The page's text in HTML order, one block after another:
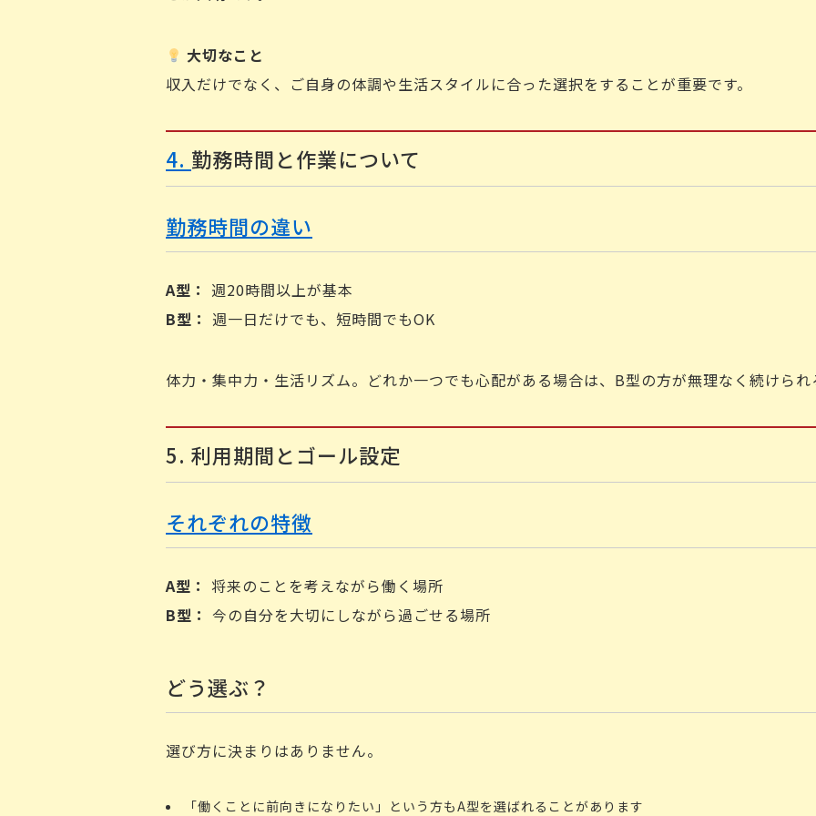
大切なこと
収入だけでなく、ご自身の体調や生活スタイルに合った選択をすることが重要です。
4. 勤務時間と作業について
勤務時間の違い
A型： 週20時間以上が基本
B型： 週一日だけでも、短時間でもOK
体力・集中力・生活リズム。どれか一つでも心配がある場合は、B型の方が無理なく続けられ
5. 利用期間とゴール設定
それぞれの特徴
A型： 将来のことを考えながら働く場所
B型： 今の自分を大切にしながら過ごせる場所
どう選ぶ？
選び方に決まりはありません。
「働くことに前向きになりたい」という方もA型を選ばれることがあります